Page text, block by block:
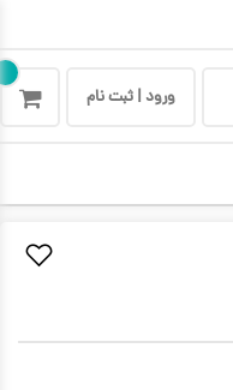
ورود | ثبت نام